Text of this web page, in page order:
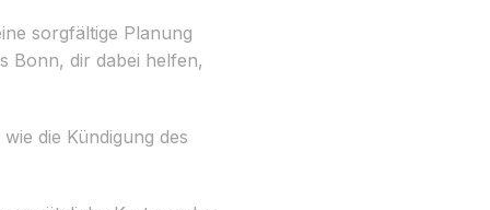
sorgfältige Planung
Bonn, dir dabei helfen,
die Kündigung des